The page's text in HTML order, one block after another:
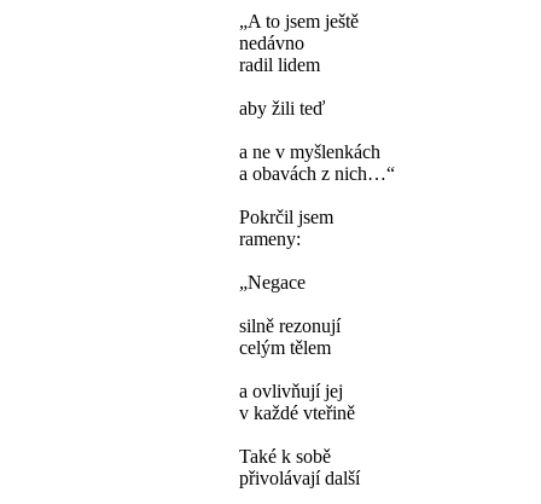
„A to jsem ještě
nedávno
radil lidem
aby žili teď
a ne v myšlenkách
a obavách z nich…“
Pokrčil jsem
rameny:
„Negace
silně rezonují
celým tělem
a ovlivňují jej
v každé vteřině
Také k sobě
přivolávají další